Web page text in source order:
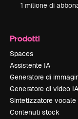
1 milione di
Prodotti
Spaces
Assistente IA
Generatore di
Generatore di video IA
Sintetizzatore vocale
Contenuti stock